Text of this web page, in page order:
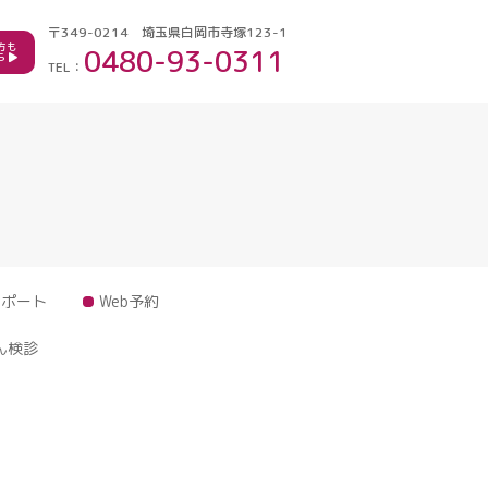
も
〒349-0214 埼玉県白岡市寺塚123-1
TEL： 0480-93-0311
ート Web予約
検診